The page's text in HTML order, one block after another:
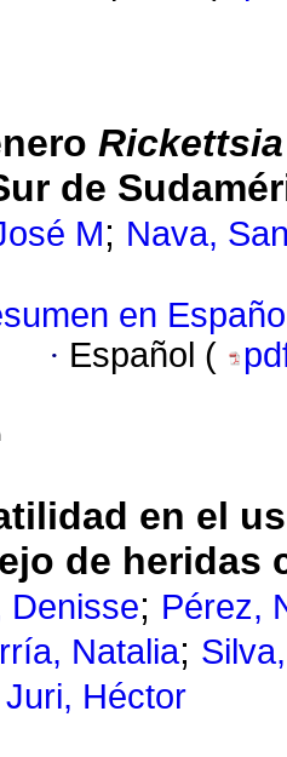
de
M; Nava,
en
· Español (
en el
de heridas
Denisse; Pérez,
Natalia;
Juri, Héctor